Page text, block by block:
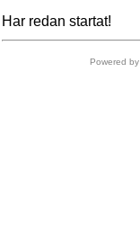
Har redan startat!
Powered by